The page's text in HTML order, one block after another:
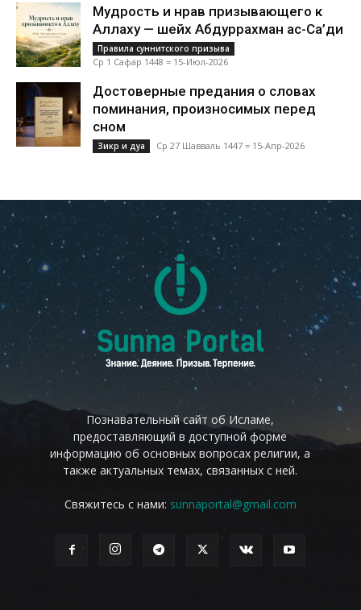
Мудрость и нрав призывающего к
Аллаху — шейх Абдуррахман ас-Са’ди
Правила суннитского призыва
Ср 1 Сафар 1448 = 15-Июл-2026
Достоверные предания о словах
поминания, произносимых перед
сном
Зикр и дуа Ср 27 Шавваль 1447 = 15-Апр-2026
Познавательный сайт об Исламе,
предоставляющий в доступной форме
информацию об основных вопросах религии, а
также актуальных темах, связанных с ней.
Свяжитесь с нами: sunnaportal@gmail.com